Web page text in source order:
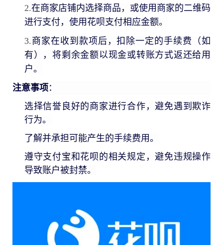
2.在商家店铺内选择商品，或使用商家的二维码
进行支付，使用花呗支付相应金额。
3.商家在收到款项后，扣除一定的手续费（如
有），将剩余金额以现金或转账方式返还给用
户。
注意事项：
选择信誉良好的商家进行合作，避免遇到欺诈
行为。
了解并承担可能产生的手续费用。
遵守支付宝和花呗的相关规定，避免违规操作
导致账户被封禁。